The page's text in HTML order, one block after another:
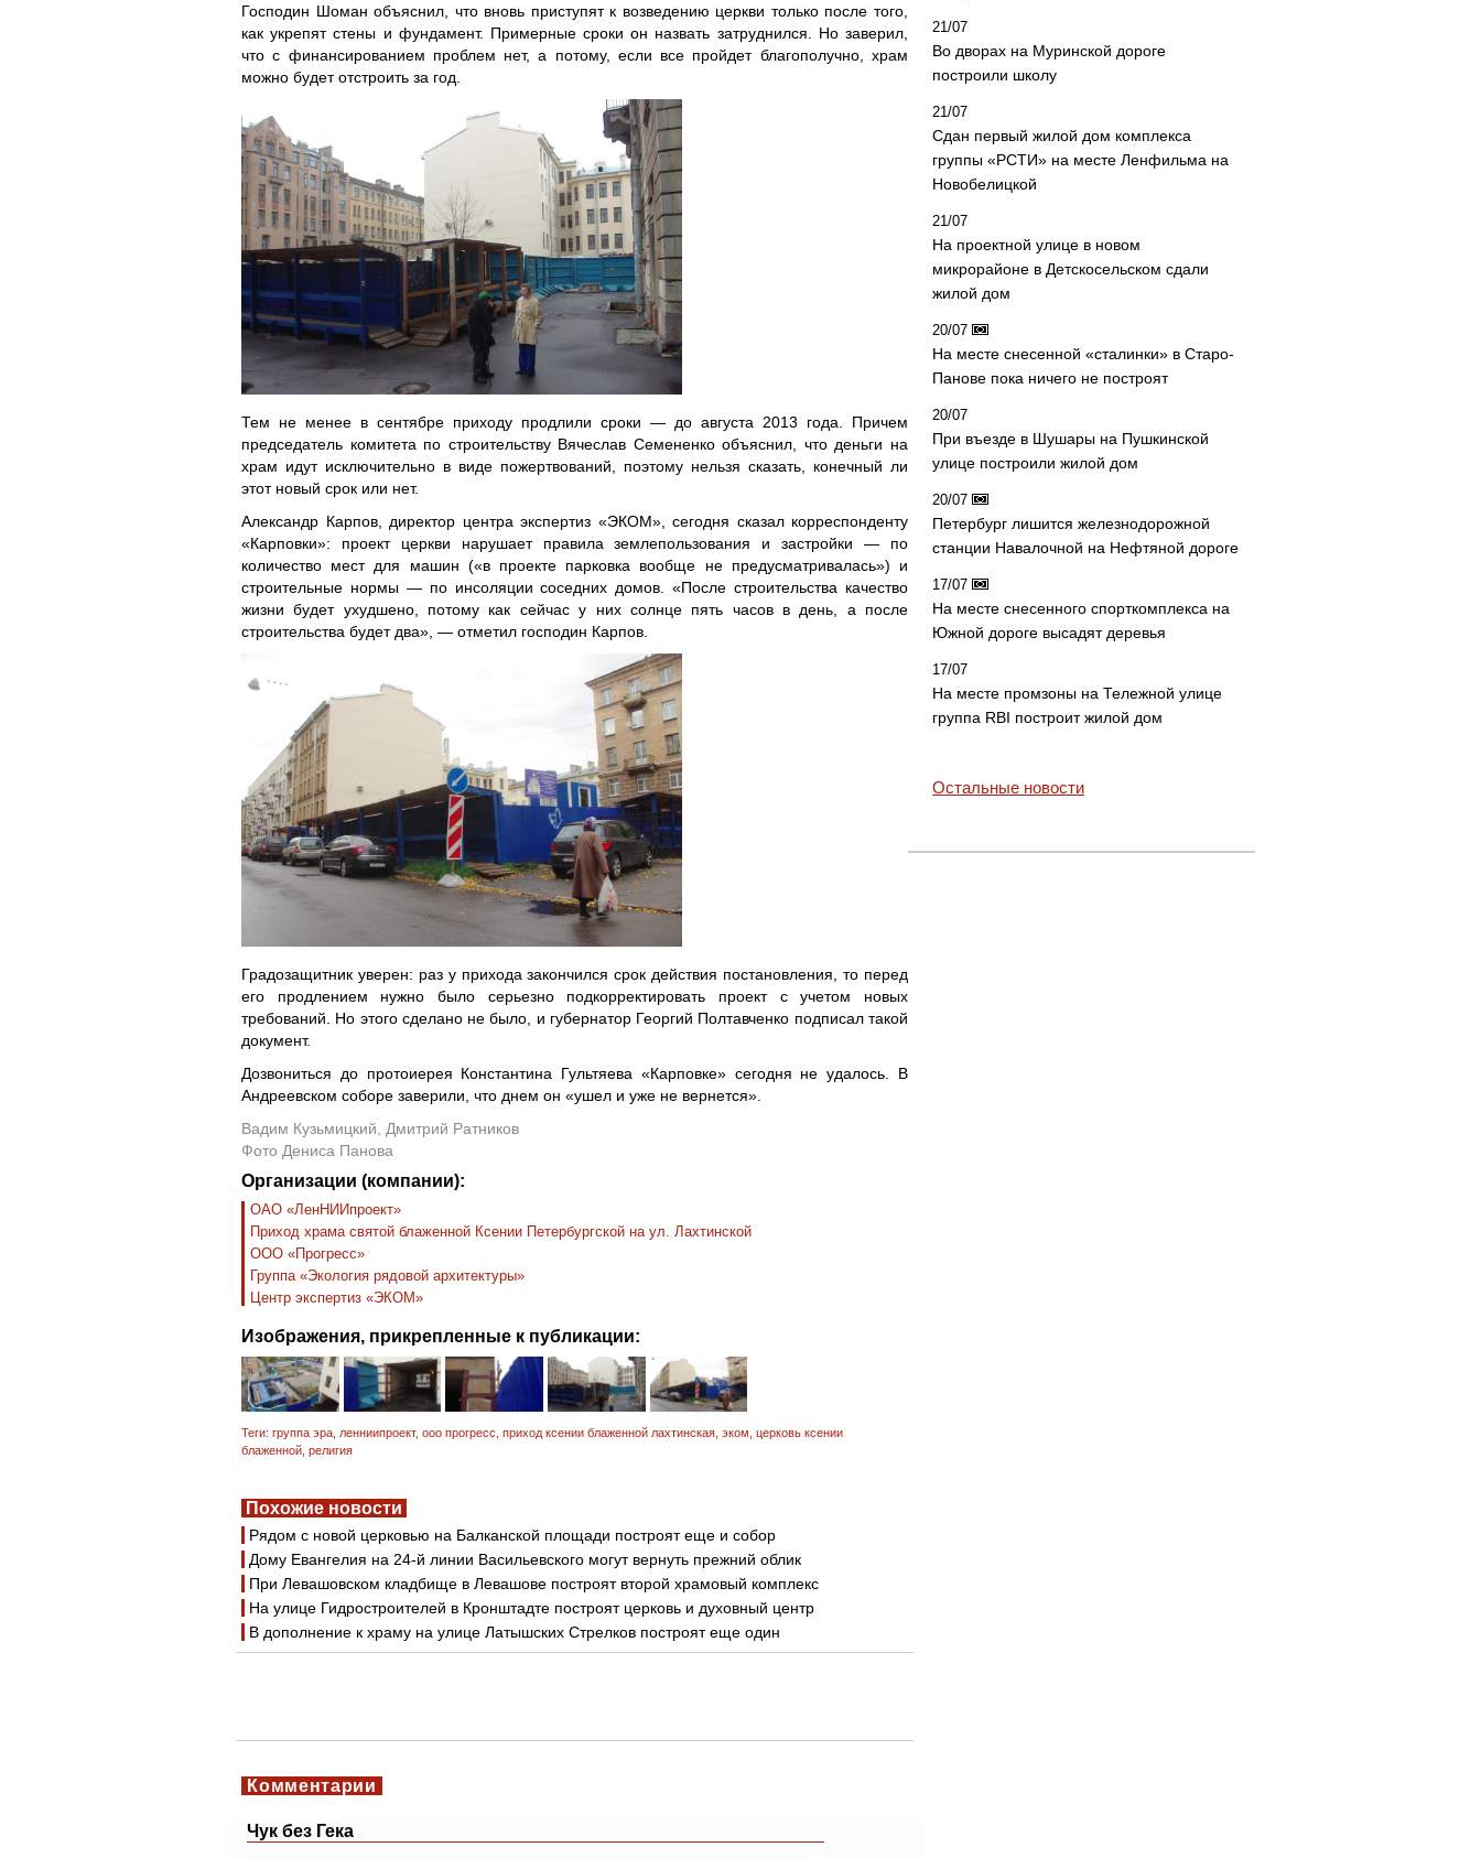
Господин Шоман объяснил, что вновь приступят к возведению церкви только после того,
как укрепят стены и фундамент. Примерные сроки он назвать затруднился. Но заверил,
что с финансированием проблем нет, а потому, если все пройдет благополучно, храм
можно будет отстроить за год.
Тем не менее в сентябре приходу продлили сроки — до августа 2013 года. Причем
председатель комитета по строительству Вячеслав Семененко объяснил, что деньги на
храм идут исключительно в виде пожертвований, поэтому нельзя сказать, конечный ли
этот новый срок или нет.
Александр Карпов, директор центра экспертиз «ЭКОМ», сегодня сказал корреспонденту
«Карповки»: проект церкви нарушает правила землепользования и застройки — по
количество мест для машин («в проекте парковка вообще не предусматривалась») и
строительные нормы — по инсоляции соседних домов. «После строительства качество
жизни будет ухудшено, потому как сейчас у них солнце пять часов в день, а после
строительства будет два», — отметил господин Карпов.
Градозащитник уверен: раз у прихода закончился срок действия постановления, то перед
его продлением нужно было серьезно подкорректировать проект с учетом новых
требований. Но этого сделано не было, и губернатор Георгий Полтавченко подписал такой
документ.
Дозвониться до протоиерея Константина Гультяева «Карповке» сегодня не удалось. В
Андреевском соборе заверили, что днем он «ушел и уже не вернется».
Вадим Кузьмицкий, Дмитрий Ратников
Фото Дениса Панова
Организации (компании):
ОАО «ЛенНИИпроект»
Приход храма святой блаженной Ксении Петербургской на ул. Лахтинской
ООО «Прогресс»
Группа «Экология рядовой архитектуры»
Центр экспертиз «ЭКОМ»
Изображения, прикрепленные к публикации:
Теги: группа эра ленниипроект, ооо прогресс приход ксении блаженной лахтинская эком церковь ксении
блаженной религия
Похожие новости
Рядом с новой церковью на Балканской площади построят еще и собор
Дому Евангелия на 24-й линии Васильевского могут вернуть прежний облик
При Левашовском кладбище в Левашове построят второй храмовый комплекс
На улице Гидростроителей в Кронштадте построят церковь и духовный центр
В дополнение к храму на улице Латышских Стрелков построят еще один
Комментарии
Чук без Гека
21/07
Во дворах на Муринской дороге
построили школу
21/07
Сдан первый жилой дом комплекса
группы «РСТИ» на месте Ленфильма на
Новобелицкой
21/07
На проектной улице в новом
микрорайоне в Детскосельском сдали
жилой дом
20/07
На месте снесенной «сталинки» в Старо-
Панове пока ничего не построят
20/07
При въезде в Шушары на Пушкинской
улице построили жилой дом
20/07
Петербург лишится железнодорожной
станции Навалочной на Нефтяной дороге
17/07
На месте снесенного спорткомплекса на
Южной дороге высадят деревья
17/07
На месте промзоны на Тележной улице
группа RBI построит жилой дом
Остальные новости